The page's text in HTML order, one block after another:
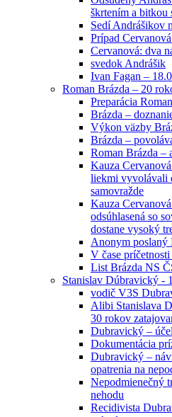
škrtením a bitkou
Sedí Andrášikov
Prípad
Cervanová: dva
svedok Andrášik
Ivan Fagan –
Roman Brázda – 20
Preparácia
Brázda –
Výkon väzby
Brázda –
Roman Brázda –
Kauza
liekmi vyvolávali
samovražde
Kauza
odsúhlasená so
dostane vysoký
Anonym poslaný
V čase
List Brázda NS
Stanislav Dúbravický -
vodič V3S
Alibi Stanislava
30 rokov
Dubravický –
Dokumentácia
Dubravický –
opatrenia na
Nepodmienečný
nehodu
Recidivista